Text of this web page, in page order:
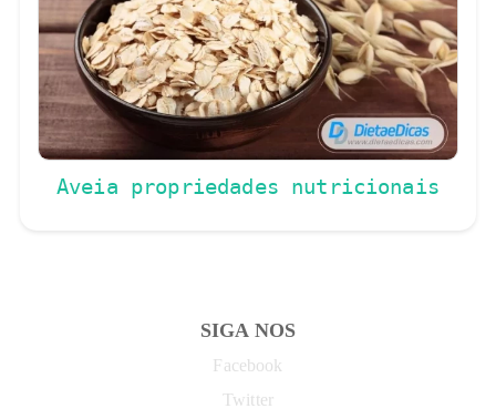
Aveia propriedades nutricionais
SIGA NOS
Facebook
Twitter